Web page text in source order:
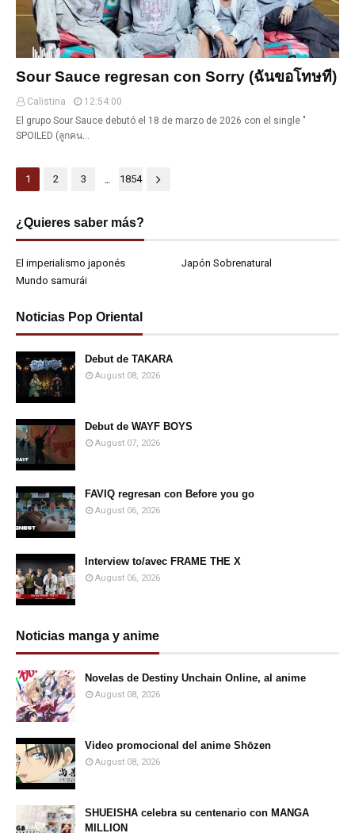
Sour Sauce regresan con Sorry (ฉันขอโทษที)
Calistina
12:54:00
El grupo Sour Sauce debutó el 18 de marzo de 2026 con el single "
SPOILED (ลูกคน…
1 2 3 ... 1854
¿Quieres saber más?
El imperialismo japonés
Japón Sobrenatural
Mundo samurái
Noticias Pop Oriental
Debut de TAKARA
August 08, 2026
Debut de WAYF BOYS
August 07, 2026
FAVIQ regresan con Before you go
August 06, 2026
Interview to/avec FRAME THE X
August 06, 2026
Noticias manga y anime
Novelas de Destiny Unchain Online, al anime
August 08, 2026
Video promocional del anime Shōzen
August 08, 2026
SHUEISHA celebra su centenario con MANGA
MILLION